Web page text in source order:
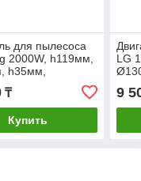
для пылесоса
2000W, h119мм,
h35мм,
₸
Купить
LG
9